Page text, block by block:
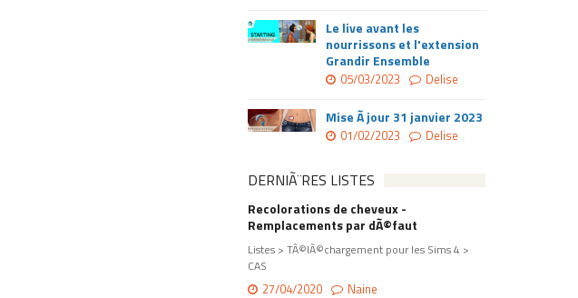
Le live avant les
nourrissons et l'extension
Grandir Ensemble
05/03/2023 Delise
Mise Ã jour 31 janvier 2023
01/02/2023 Delise
DERNIÃ¨RES LISTES
Recolorations de cheveux -
Remplacements par dÃ©faut
Listes > TÃ©lÃ©chargement pour les Sims 4 >
CAS
27/04/2020 Naine